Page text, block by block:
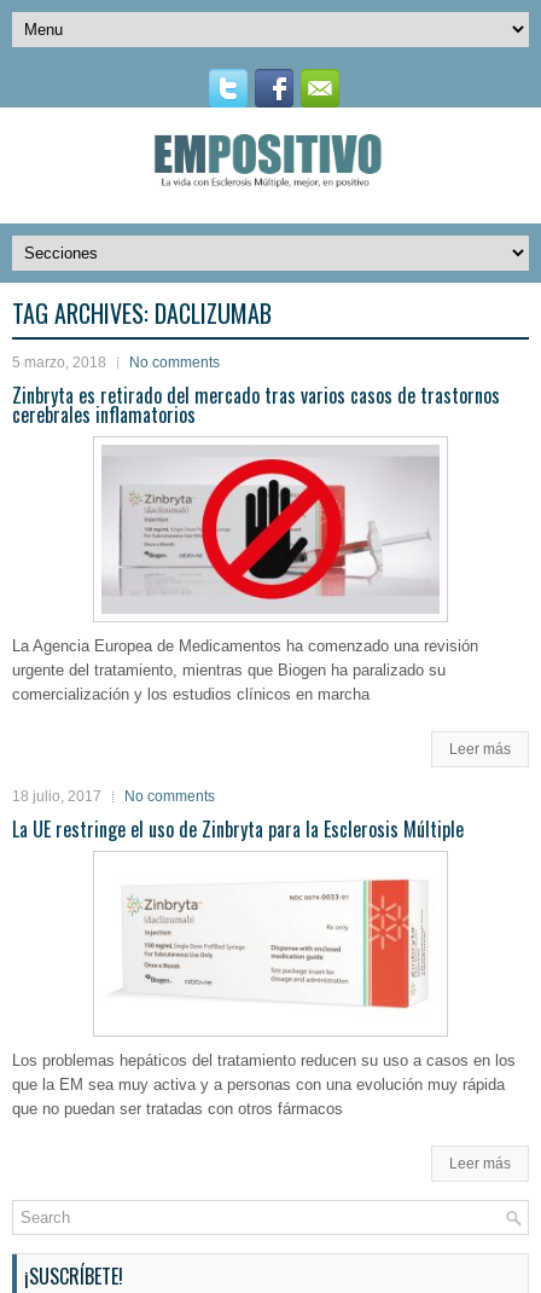
TAG ARCHIVES: DACLIZUMAB
5 marzo, 2018 No comments
Zinbryta es retirado del mercado tras varios casos de trastornos
cerebrales inflamatorios
La Agencia Europea de Medicamentos ha comenzado una revisión
urgente del tratamiento, mientras que Biogen ha paralizado su
comercialización y los estudios clínicos en marcha
Leer más
18 julio, 2017 No comments
La UE restringe el uso de Zinbryta para la Esclerosis Múltiple
Los problemas hepáticos del tratamiento reducen su uso a casos en los
que la EM sea muy activa y a personas con una evolución muy rápida
que no puedan ser tratadas con otros fármacos
Leer más
¡SUSCRÍBETE!